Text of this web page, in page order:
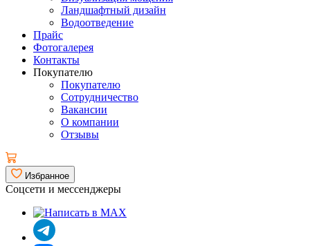
Ландшафтный дизайн
Водоотведение
Прайс
Фотогалерея
Контакты
Покупателю
Покупателю
Сотрудничество
Вакансии
О компании
Отзывы
Избранное
Соцсети и мессенджеры